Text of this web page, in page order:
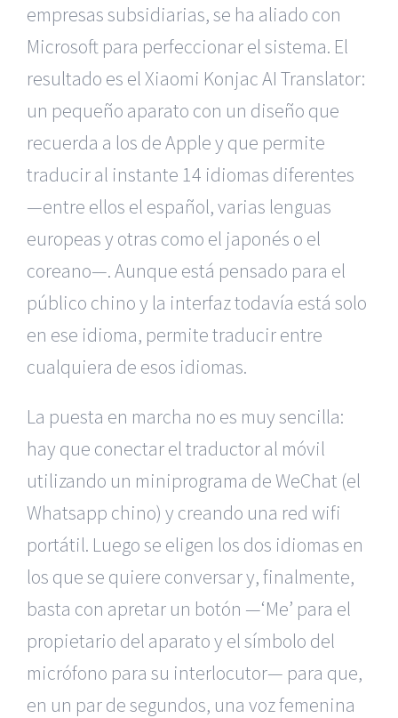
empresas subsidiarias, se ha aliado con
Microsoft para perfeccionar el sistema. El
resultado es el Xiaomi Konjac AI Translator:
un pequeño aparato con un diseño que
recuerda a los de Apple y que permite
traducir al instante 14 idiomas diferentes
—entre ellos el español, varias lenguas
europeas y otras como el japonés o el
coreano—. Aunque está pensado para el
público chino y la interfaz todavía está solo
en ese idioma, permite traducir entre
cualquiera de esos idiomas.
La puesta en marcha no es muy sencilla:
hay que conectar el traductor al móvil
utilizando un miniprograma de WeChat (el
Whatsapp chino) y creando una red wifi
portátil. Luego se eligen los dos idiomas en
los que se quiere conversar y, finalmente,
basta con apretar un botón —‘Me’ para el
propietario del aparato y el símbolo del
micrófono para su interlocutor— para que,
en un par de segundos, una voz femenina